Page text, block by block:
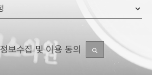
보수집 및 이용 동의